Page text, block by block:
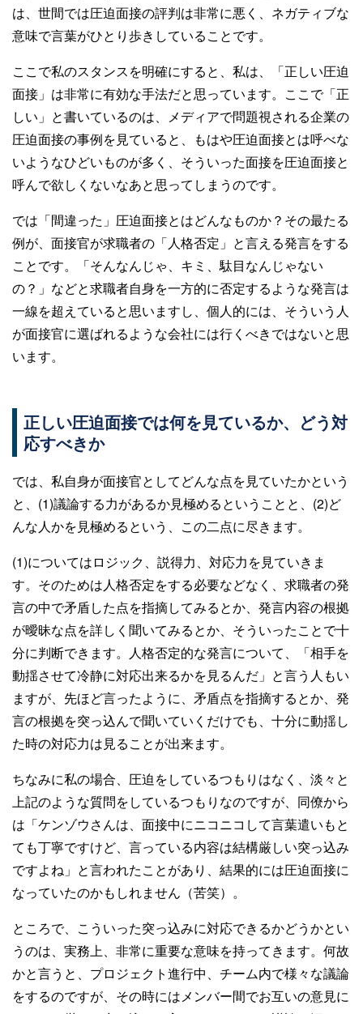
は、世間では圧迫面接の評判は非常に悪く、ネガティブな
意味で言葉がひとり歩きしていることです。
ここで私のスタンスを明確にすると、私は、「正しい圧迫
面接」は非常に有効な手法だと思っています。ここで「正
しい」と書いているのは、メディアで問題視される企業の
圧迫面接の事例を見ていると、もはや圧迫面接とは呼べな
いようなひどいものが多く、そういった面接を圧迫面接と
呼んで欲しくないなあと思ってしまうのです。
では「間違った」圧迫面接とはどんなものか？その最たる
例が、面接官が求職者の「人格否定」と言える発言をする
ことです。「そんなんじゃ、キミ、駄目なんじゃない
の？」などと求職者自身を一方的に否定するような発言は
一線を超えていると思いますし、個人的には、そういう人
が面接官に選ばれるような会社には行くべきではないと思
います。
正しい圧迫面接では何を見ているか、どう対
応すべきか
では、私自身が面接官としてどんな点を見ていたかという
と、(1)議論する力があるか見極めるということと、(2)ど
んな人かを見極めるという、この二点に尽きます。
(1)についてはロジック、説得力、対応力を見ていきま
す。そのためは人格否定をする必要などなく、求職者の発
言の中で矛盾した点を指摘してみるとか、発言内容の根拠
が曖昧な点を詳しく聞いてみるとか、そういったことで十
分に判断できます。人格否定的な発言について、「相手を
動揺させて冷静に対応出来るかを見るんだ」と言う人もい
ますが、先ほど言ったように、矛盾点を指摘するとか、発
言の根拠を突っ込んで聞いていくだけでも、十分に動揺し
た時の対応力は見ることが出来ます。
ちなみに私の場合、圧迫をしているつもりはなく、淡々と
上記のような質問をしているつもりなのですが、同僚から
は「ケンゾウさんは、面接中にニコニコして言葉遣いもと
ても丁寧ですけど、言っている内容は結構厳しい突っ込み
ですよね」と言われたことがあり、結果的には圧迫面接に
なっていたのかもしれません（苦笑）。
ところで、こういった突っ込みに対応できるかどうかとい
うのは、実務上、非常に重要な意味を持ってきます。何故
かと言うと、プロジェクト進行中、チーム内で様々な議論
をするのですが、その時にはメンバー間でお互いの意見に